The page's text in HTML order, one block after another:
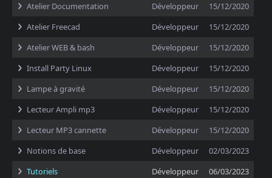
Atelier Documentation
Développeur
15/12/2020
Atelier Freecad
Développeur
15/12/2020
Atelier WEB & bash
Développeur
15/12/2020
Install Party Linux
Développeur
15/12/2020
Lampe à gravité
Développeur
15/12/2020
Lecteur Ampli mp3
Développeur
15/12/2020
Lecteur MP3 cannette
Développeur
15/12/2020
Notions de base
Développeur
02/03/2023
Tutoriels
Développeur
06/03/2023